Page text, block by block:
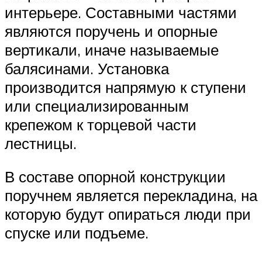
интерьере. Составными частями
являются поручень и опорные
вертикали, иначе называемые
балясинами. Установка
производится напрямую к ступени
или специализированным
крепежом к торцевой части
лестницы.
В составе опорной конструкции
поручнем является перекладина, на
которую будут опираться люди при
спуске или подъеме.